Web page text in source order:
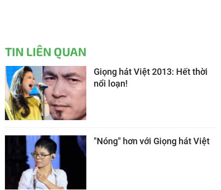
TIN LIÊN QUAN
Giọng hát Việt 2013: Hết thời
nổi loạn!
"Nóng" hơn với Giọng hát Việt